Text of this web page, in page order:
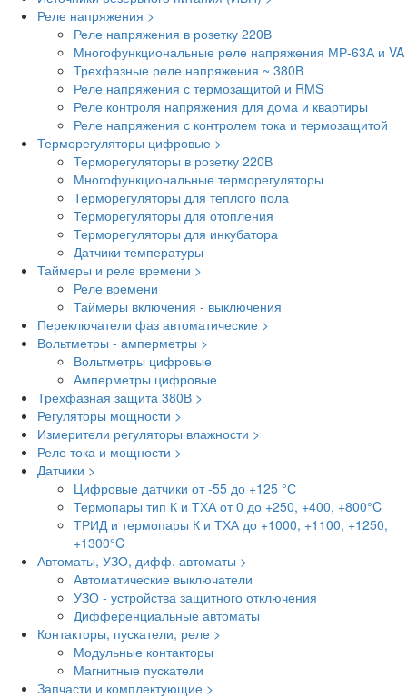
Реле напряжения >
Реле напряжения в розетку 220В
Многофункциональные реле напряжения МР-63А и VA
Трехфазные реле напряжения ~ 380В
Реле напряжения с термозащитой и RMS
Реле контроля напряжения для дома и квартиры
Реле напряжения с контролем тока и термозащитой
Терморегуляторы цифровые >
Терморегуляторы в розетку 220В
Многофункциональные терморегуляторы
Терморегуляторы для теплого пола
Терморегуляторы для отопления
Терморегуляторы для инкубатора
Датчики температуры
Таймеры и реле времени >
Реле времени
Таймеры включения - выключения
Переключатели фаз автоматические >
Вольтметры - амперметры >
Вольтметры цифровые
Амперметры цифровые
Трехфазная защита 380В >
Регуляторы мощности >
Измерители регуляторы влажности >
Реле тока и мощности >
Датчики >
Цифровые датчики от -55 до +125 °С
Термопары тип К и ТХА от 0 до +250, +400, +800°C
ТРИД и термопары К и ТХА до +1000, +1100, +1250,
+1300°C
Автоматы, УЗО, дифф. автоматы >
Автоматические выключатели
УЗО - устройства защитного отключения
Дифференциальные автоматы
Контакторы, пускатели, реле >
Модульные контакторы
Магнитные пускатели
Запчасти и комплектующие >